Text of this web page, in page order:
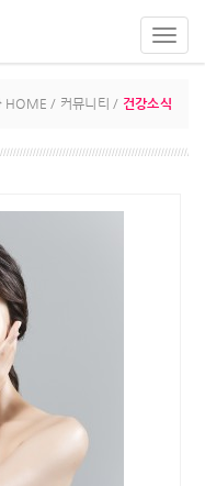
HOME / 커뮤니티 / 건강소식